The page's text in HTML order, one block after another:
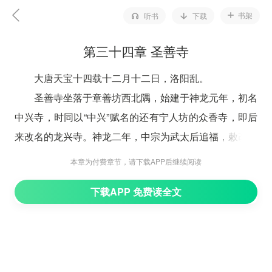
听书 下载 书架
第三十四章 圣善寺
大唐天宝十四载十二月十二日，洛阳乱。
圣善寺坐落于章善坊西北隅，始建于神龙元年，初名
中兴寺，时同以“中兴”赋名的还有宁人坊的众香寺，即后
来改名的龙兴寺。神龙二年，中宗为武太后追福，敕改圣
肃然清亮的铁音为庙墙外的喧嘈所杂，隐约明灭，几不可
本章为付费章节，请下载APP后继续阅读
下载APP 免费读全文